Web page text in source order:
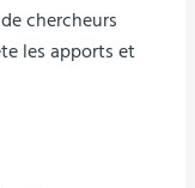
chercheurs
les apports et